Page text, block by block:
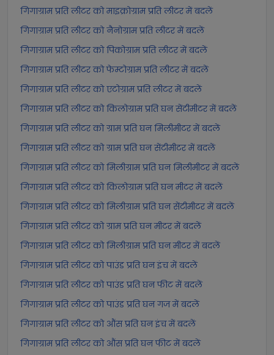
गिगाग्राम प्रति लीटर को माइक्रोग्राम प्रति लीटर में बदलें
गिगाग्राम प्रति लीटर को नैनोग्राम प्रति लीटर में बदलें
गिगाग्राम प्रति लीटर को पिकोग्राम प्रति लीटर में बदलें
गिगाग्राम प्रति लीटर को फेम्टोग्राम प्रति लीटर में बदलें
गिगाग्राम प्रति लीटर को एटोग्राम प्रति लीटर में बदलें
गिगाग्राम प्रति लीटर को किलोग्राम प्रति घन सेंटीमीटर में बदलें
गिगाग्राम प्रति लीटर को ग्राम प्रति घन मिलीमीटर में बदलें
गिगाग्राम प्रति लीटर को ग्राम प्रति घन सेंटीमीटर में बदलें
गिगाग्राम प्रति लीटर को मिलीग्राम प्रति घन मिलीमीटर में बदलें
गिगाग्राम प्रति लीटर को किलोग्राम प्रति घन मीटर में बदलें
गिगाग्राम प्रति लीटर को मिलीग्राम प्रति घन सेंटीमीटर में बदलें
गिगाग्राम प्रति लीटर को ग्राम प्रति घन मीटर में बदलें
गिगाग्राम प्रति लीटर को मिलीग्राम प्रति घन मीटर में बदलें
गिगाग्राम प्रति लीटर को पाउंड प्रति घन इंच में बदलें
गिगाग्राम प्रति लीटर को पाउंड प्रति घन फीट में बदलें
गिगाग्राम प्रति लीटर को पाउंड प्रति घन गज में बदलें
गिगाग्राम प्रति लीटर को औंस प्रति घन इंच में बदलें
गिगाग्राम प्रति लीटर को औंस प्रति घन फीट में बदलें